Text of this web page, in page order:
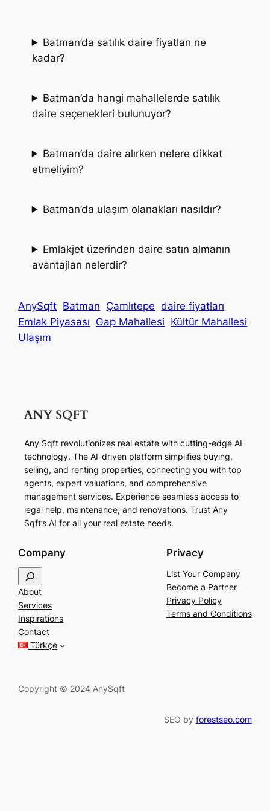
Batman’da satılık daire fiyatları ne
kadar?
Batman’da hangi mahallelerde satılık
daire seçenekleri bulunuyor?
Batman’da daire alırken nelere dikkat
etmeliyim?
Batman’da ulaşım olanakları nasıldır?
Emlakjet üzerinden daire satın almanın
avantajları nelerdir?
AnySqft Batman Çamlıtepe daire fiyatları
Emlak Piyasası Gap Mahallesi Kültür Mahallesi
Ulaşım
Any Sqft revolutionizes real estate with cutting-edge AI
technology. The AI-driven platform simplifies buying,
selling, and renting properties, connecting you with top
agents, expert valuations, and comprehensive
management services. Experience seamless access to
legal help, maintenance, and renovations. Trust Any
Sqft’s AI for all your real estate needs.
Company
e
a
r
c
h
About
Services
Inspirations
Contact
Türkçe
Privacy
List Your Company
Become a Partner
Privacy Policy
Terms and Conditions
Copyright © 2024 AnySqft
SEO by forestseo.com